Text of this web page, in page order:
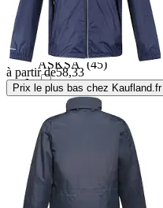
Asics (5)
ASKSA (45)
Assos(8)
Atlas
Atomic
à partir de58,33
Prix le plus bas chez Kaufland.fr